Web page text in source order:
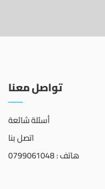
تواصل معنا
أسئلة شائعة
اتصل بنا
هاتف : 0799061048